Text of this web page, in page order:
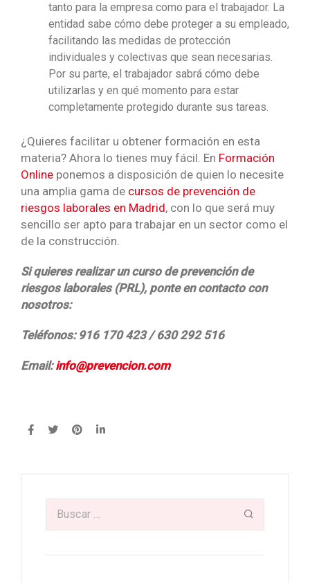
tanto para la empresa como para el trabajador. La
entidad sabe cómo debe proteger a su empleado,
facilitando las medidas de protección
individuales y colectivas que sean necesarias.
Por su parte, el trabajador sabrá cómo debe
utilizarlas y en qué momento para estar
completamente protegido durante sus tareas.
¿Quieres facilitar u obtener formación en esta
materia? Ahora lo tienes muy fácil. En Formación
Online ponemos a disposición de quien lo necesite
una amplia gama de cursos de prevención de
riesgos laborales en Madrid, con lo que será muy
sencillo ser apto para trabajar en un sector como el
de la construcción.
Si quieres realizar un curso de prevención de
riesgos laborales (PRL), ponte en contacto con
nosotros:
Teléfonos: 916 170 423 / 630 292 516
Email:info@prevencion.com